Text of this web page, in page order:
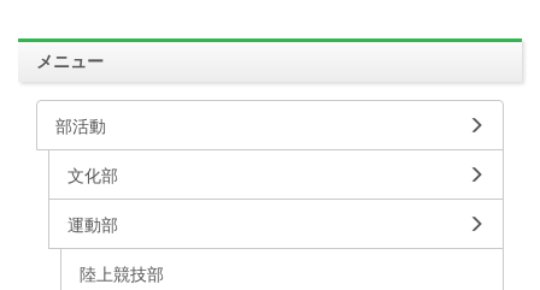
メニュー
部活動
文化部
運動部
陸上競技部